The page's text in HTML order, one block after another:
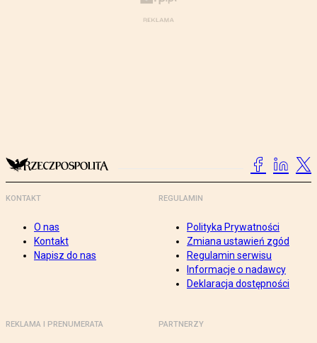
KONTAKT
O nas
Kontakt
Napisz do nas
REGULAMIN
Polityka Prywatności
Zmiana ustawień zgód
Regulamin serwisu
Informacje o nadawcy
Deklaracja dostępności
REKLAMA I PRENUMERATA PARTNERZY